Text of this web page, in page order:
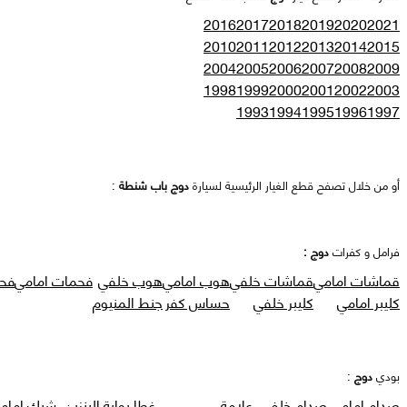
2021
2020
2019
2018
2017
2016
2015
2014
2013
2012
2011
2010
2009
2008
2007
2006
2005
2004
2003
2002
2001
2000
1999
1998
1997
1996
1995
1994
1993
أو من خلال تصفح قطع الغيار الرئيسية لسيارةدوج باب شنطة :
فرامل و كفراتدوج :
قماشات اماميقماشات خلفيهوب اماميهوب خلفي فحمات امامي
كليبر امامي
كليبر خلفي حساس كفرجنط المنيوم
بوديدوج :